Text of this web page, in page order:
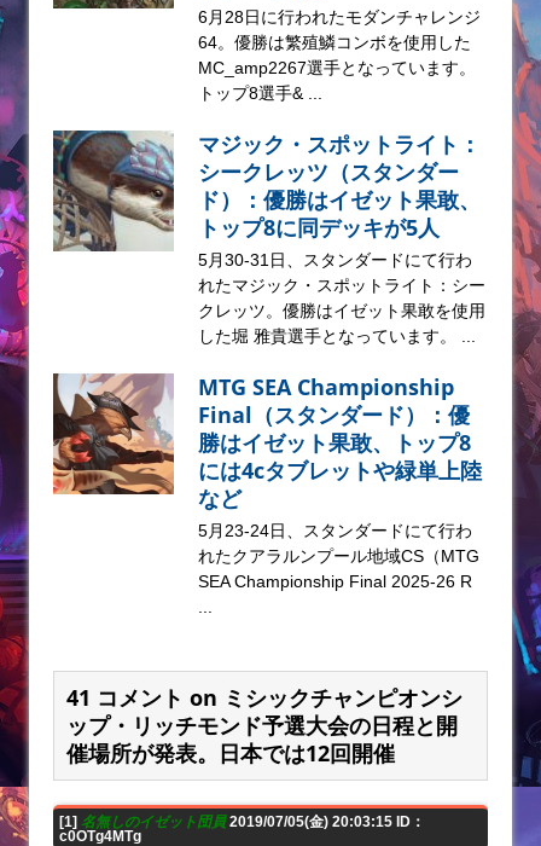
6月28日に行われたモダンチャレンジ
64。優勝は繁殖鱗コンボを使用した
MC_amp2267選手となっています。
トップ8選手& ...
マジック・スポットライト：
シークレッツ（スタンダー
ド）：優勝はイゼット果敢、
トップ8に同デッキが5人
5月30-31日、スタンダードにて行わ
れたマジック・スポットライト：シー
クレッツ。優勝はイゼット果敢を使用
した堀 雅貴選手となっています。 ...
MTG SEA Championship
Final（スタンダード）：優
勝はイゼット果敢、トップ8
には4cタブレットや緑単上陸
など
5月23-24日、スタンダードにて行わ
れたクアラルンプール地域CS（MTG
SEA Championship Final 2025-26 R
41 コメント on ミシックチャンピオンシ
ップ・リッチモンド予選大会の日程と開
催場所が発表。日本では12回開催
[1] 名無しのイゼット団員2019/07/05(金) 20:03:15 ID：
c0OTg4MTg